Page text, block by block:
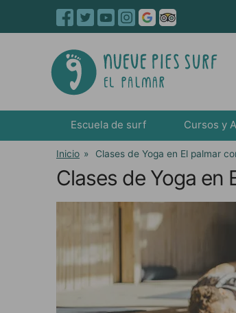
Escuela de surf Cursos y
Inicio » Clases de Yoga en El palmar
Clases de Yoga en